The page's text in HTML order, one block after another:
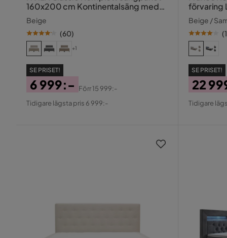
160x200 cm Kontinentalsäng med
diamant sänggavel
Beige
(60)
+1
SE PRISET!
Pris
6 999:-
Original
Förr15 999:-
Tidigare lägsta pris 6 999:-
förvaring
cm + 2st
Beige /
(1
SE PRISET!
Pris
22
Tidigare